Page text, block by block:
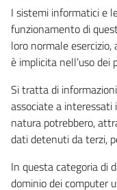
I sistemi informatici e
funzionamento di
loro normale
è implicita nell’uso
Si tratta di
associate a
natura potrebbero,
dati detenuti da terzi,
In questa categoria di
dominio dei computer